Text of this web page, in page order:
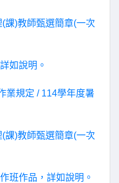
課)教師甄選簡章(一次
如說明。
業規定 / 114學年度暑
課)教師甄選簡章(一次
班作品，詳如說明。